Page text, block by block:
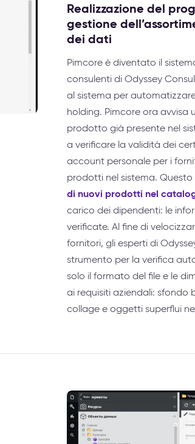
Realizzazione del
gestione
dei dati
Pimcore è diventato il
consulenti di Odyssey
al sistema per
holding. Pimcore ora avvisa
prodotto già presente nel
a verificare la validità dei
account personale per i
prodotti nel sistema.
di nuovi prodotti nel
carico dei dipendenti: le
verificate. Al fine di
fornitori, gli esperti di
strumento per la verifica
solo il formato del file e le
ai requisiti aziendali: sfondo
collage e oggetti superflui